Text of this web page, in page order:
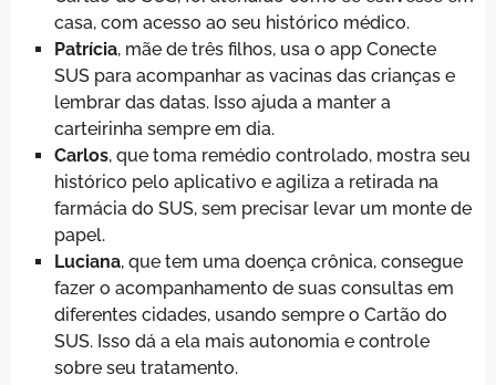
casa, com acesso ao seu histórico médico.
Patrícia, mãe de três filhos, usa o app Conecte
SUS para acompanhar as vacinas das crianças e
lembrar das datas. Isso ajuda a manter a
carteirinha sempre em dia.
Carlos, que toma remédio controlado, mostra seu
histórico pelo aplicativo e agiliza a retirada na
farmácia do SUS, sem precisar levar um monte de
papel.
Luciana, que tem uma doença crônica, consegue
fazer o acompanhamento de suas consultas em
diferentes cidades, usando sempre o Cartão do
SUS. Isso dá a ela mais autonomia e controle
sobre seu tratamento.